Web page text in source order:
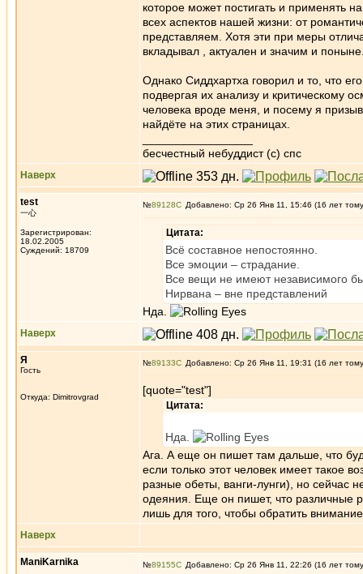
которое может постигать и применять
всех аспектов нашей жизни: от
представляем. Хотя эти при меры
вкладывал , актуален и значим и
Однако Сиддхартха говорил и то, что
подвергая их анализу и критическому
человека вроде меня, и посему я
найдёте на этих страницах.
бесчестный небуддист (с) спс
Наверх
test
一心
Зарегистрирован:
18.02.2005
Суждений: 18709
№89128 Добавлено: Ср 26 Янв 11, 15:46 (16 лет
Цитата:
Всё составное непостоянно.
Все эмоции – страдание.
Все вещи не имеют независимого
Нирвана – вне представлений
Нда.
Наверх
Я
Гость
Откуда: Dimitrovgrad
№89133 Добавлено: Ср 26 Янв 11, 19:31 (16 лет
[quote="test"]
Цитата:
Нда.
Ага. А еще он пишет там дальше, что
если только этот человек имеет такое
разные обеты, ванги-лунги), но сейчас
одеяния. Еще он пишет, что различные
лишь для того, чтобы обратить
Наверх
ManiKarnika №89155 Добавлено: Ср 26 Янв 11, 22:26 (16 лет